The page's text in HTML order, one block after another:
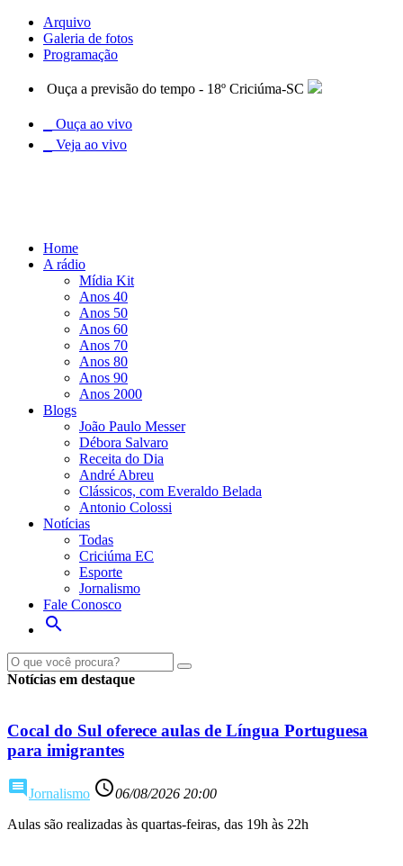
Arquivo
Galeria de fotos
Programação
Ouça a previsão do tempo - 18º Criciúma-SC
Ouça ao vivo
Veja ao vivo
Home
A rádio
Mídia Kit
Anos 40
Anos 50
Anos 60
Anos 70
Anos 80
Anos 90
Anos 2000
Blogs
João Paulo Messer
Débora Salvaro
Receita do Dia
André Abreu
Clássicos, com Everaldo Belada
Antonio Colossi
Notícias
Todas
Criciúma EC
Esporte
Jornalismo
Fale Conosco
search
Notícias em destaque
Cocal do Sul oferece aulas de Língua Portuguesa
para imigrantes
comment Jornalismo access_time06/08/2026 20:00
Aulas são realizadas às quartas-feiras, das 19h às 22h